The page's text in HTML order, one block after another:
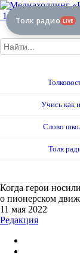
12+
Учись как
Слово
Толк
Когда герои
о пионерском
11 мая 2022
Редакция
Толк радио LIVE